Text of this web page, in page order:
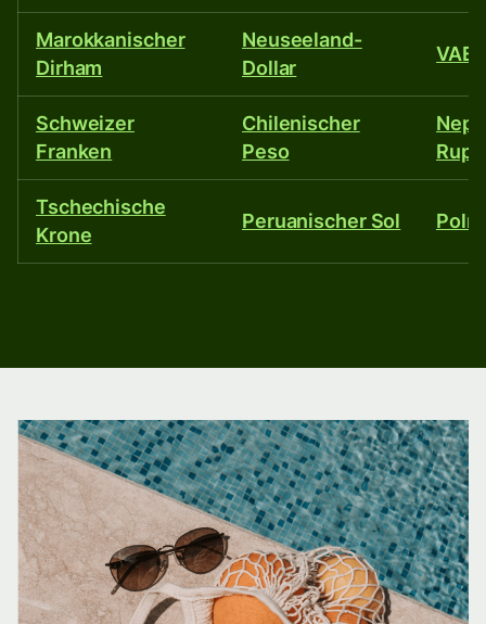
Marokkanischer
Dirham
Neuseeland-
Dollar
Schweizer
Franken
Chilenischer
Peso
Tschechische
Krone
Peruanischer Sol